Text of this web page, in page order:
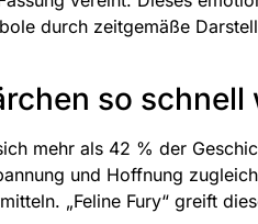
durch zeitgemäße
so
mehr als 42 % der
und Hoffnung
„Feline Fury“ greift